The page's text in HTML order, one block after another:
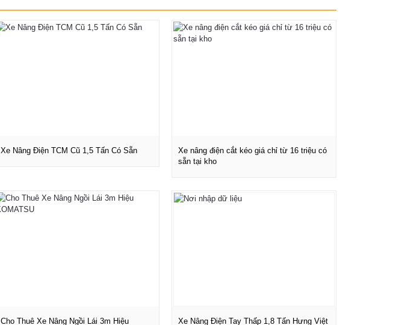
Xe Nâng Điện TCM Cũ 1,5 Tấn Có Sẵn
Xe nâng điện cắt kéo giá chỉ từ 16 triệu có
sẵn tại kho
Cho Thuê Xe Nâng Ngồi Lái 3m Hiệu
Xe Nâng Điện Tay Thấp 1,8 Tấn Hưng Việt